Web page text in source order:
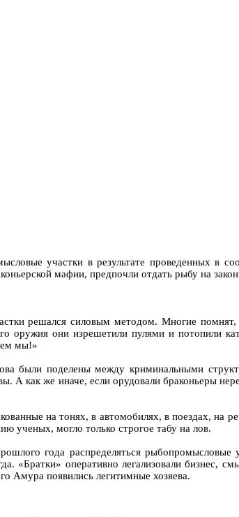
участки в результате проведенных в
мафии, предпочли отдать рыбу на
решался силовым методом. Многие помнят,
оружия они изрешетили пулями и
мы!»
были поделены между криминальными
А как же иначе, если орудовали браконьеры
на тонях, в автомобилях, в поездах, на
ученых, могло только строгое табу на лов.
года распределяться
«Братки» оперативно легализовали бизнес,
Амура появились легитимные хозяева.